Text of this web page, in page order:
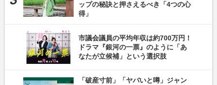
ップの秘訣と押さえるべき「4つの心
得」
市議会議員の平均年収は約700万円！
ドラマ『銀河の一票』のように「あ
なたが立候補」という選択肢
「破産寸前」「ヤバいと噂」ジャン